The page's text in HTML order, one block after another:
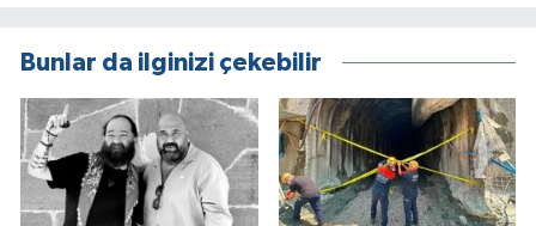
Bunlar da ilginizi çekebilir